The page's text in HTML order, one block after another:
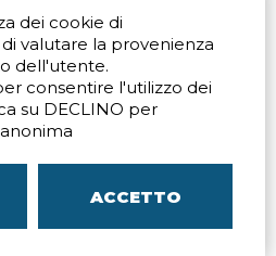
dei cookie di
valutare la provenienza
dell'utente.
consentire l'utilizzo dei
su DECLINO per
ACCETTO
Tel. +39 039 672520
Fax +39 039 672568
Email
Via San Crispino 64
Padova (PD) 35129
05096770150– C.C.I.A.A. di